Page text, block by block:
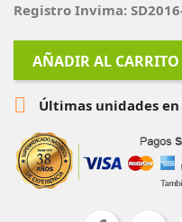
Registro Invima:
AÑADIR AL CARRITO
 Últimas unidades